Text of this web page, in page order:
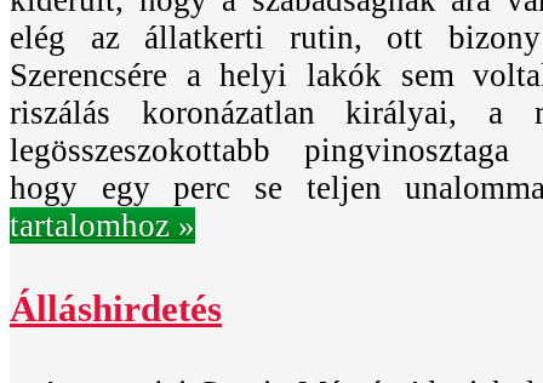
elég az állatkerti rutin, ott
Szerencsére a helyi lakók sem
riszálás koronázatlan királyai,
legösszeszokottabb
hogy egy perc se teljen
tartalomhoz »
Álláshirdetés